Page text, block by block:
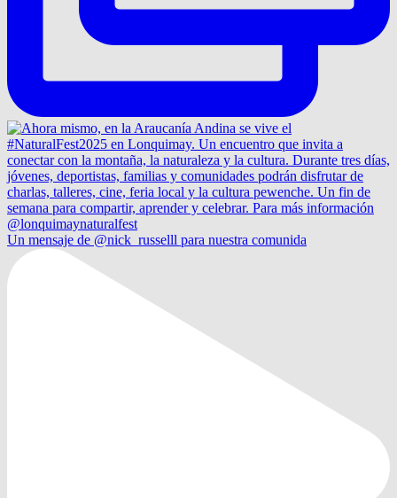
Un mensaje de @nick_russelll para nuestra comunida